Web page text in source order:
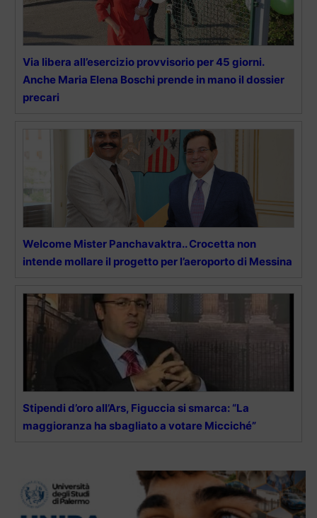
Via libera all’esercizio provvisorio per 45 giorni.
Anche Maria Elena Boschi prende in mano il dossier
precari
Welcome Mister Panchavaktra.. Crocetta non
intende mollare il progetto per l’aeroporto di Messina
Stipendi d’oro all’Ars, Figuccia si smarca: “La
maggioranza ha sbagliato a votare Micciché”